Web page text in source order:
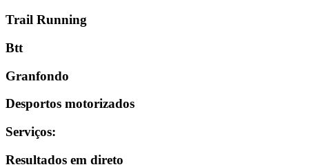
Trail Running
Btt
Granfondo
Desportos motorizados
Serviços:
Resultados em direto